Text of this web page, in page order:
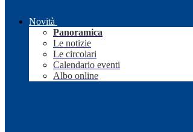
Novità
Panoramica
Le notizie
Le circolari
Calendario eventi
Albo online